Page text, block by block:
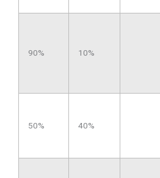
90% 10%
50% 40%